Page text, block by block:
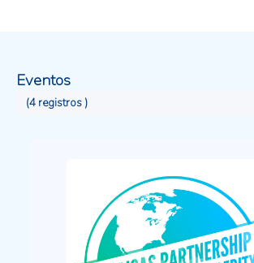
espaciales e información relacionada con
indicadores ambientales.
Eventos
(4 registros )